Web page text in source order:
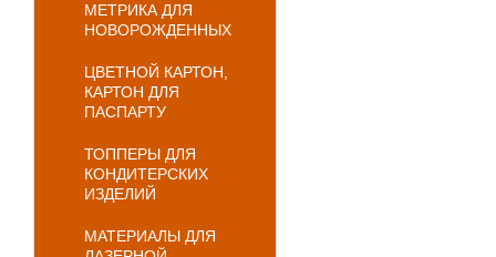
МЕТРИКА ДЛЯ
НОВОРОЖДЕННЫХ
ЦВЕТНОЙ КАРТОН,
КАРТОН ДЛЯ
ПАСПАРТУ
ТОППЕРЫ ДЛЯ
КОНДИТЕРСКИХ
ИЗДЕЛИЙ
МАТЕРИАЛЫ ДЛЯ